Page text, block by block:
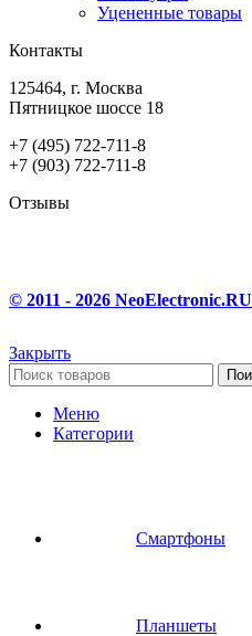
Уцененные товары
Контакты
125464, г. Москва
Пятницкое шоссе 18
+7 (495) 722-711-8
+7 (903) 722-711-8
Отзывы
© 2011 - 2026 NeoElectronic.RU
Закрыть
Меню
Категории
Смартфоны
Планшеты